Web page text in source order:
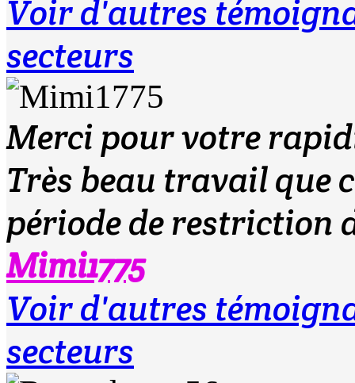
Voir d'autres
secteurs
Merci pour votre
Très beau travail que
période de restriction
Mimi1775
Voir d'autres
secteurs